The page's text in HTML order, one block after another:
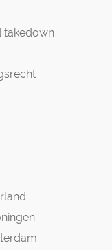
takedown